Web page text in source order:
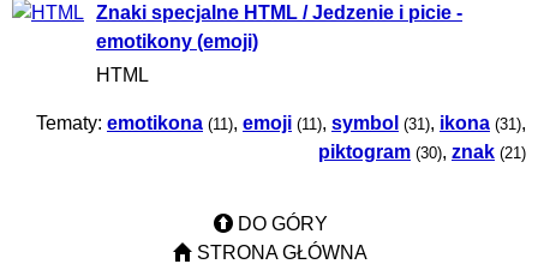
Znaki specjalne HTML / Jedzenie i picie -
emotikony (emoji)
HTML
Tematy: emotikona (11), emoji (11), symbol (31), ikona (31),
piktogram (30), znak (21)
DO GÓRY
STRONA GŁÓWNA